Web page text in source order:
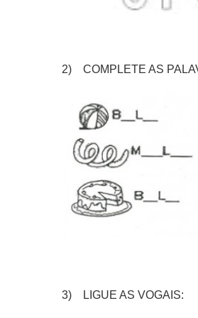
2) COMPLETE AS
3) LIGUE AS VOGAIS: